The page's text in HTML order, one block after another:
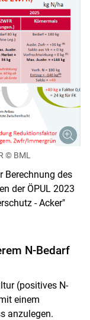
© BML
des
der ÖPUL 2023
- Acker"
N-Bedarf
(positives N-
einem
anzulegen.